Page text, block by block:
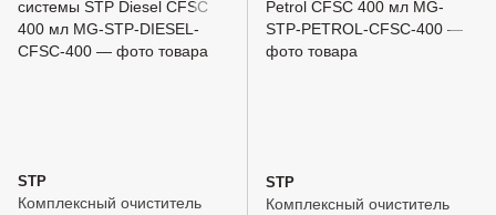
STP
Комплексный очиститель
STP
Комплексный очиститель